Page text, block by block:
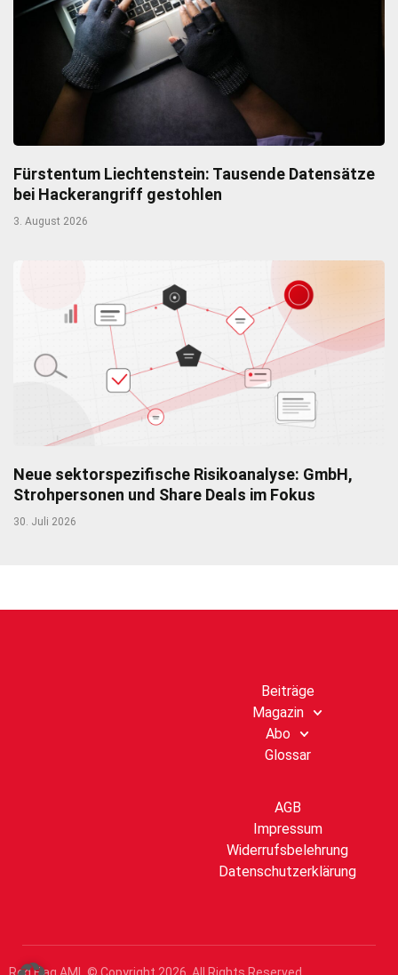
Fürstentum Liechtenstein: Tausende Datensätze
bei Hackerangriff gestohlen
3. August 2026
Neue sektorspezifische Risikoanalyse: GmbH,
Strohpersonen und Share Deals im Fokus
30. Juli 2026
Beiträge
Magazin
Abo
Glossar
AGB
Impressum
Widerrufsbelehrung
Datenschutzerklärung